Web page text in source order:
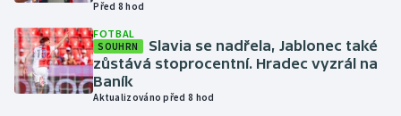
Moderní pětiboj
Motorsport
Před 8 hod
FOTBAL
SOUHRN
Slavia se nadřela, Jablonec také
zůstává stoprocentní. Hradec vyzrál na
Baník
Aktualizováno před 8 hod